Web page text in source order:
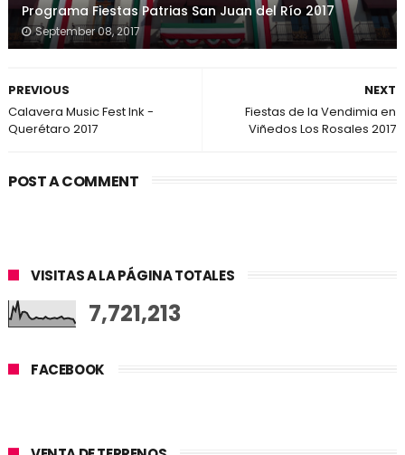
Programa Fiestas Patrias San Juan del Río 2017
September 08, 2017
NEXT
Fiestas de la Vendimia en
Viñedos Los Rosales 2017
PREVIOUS
Calavera Music Fest Ink -
Querétaro 2017
POST A COMMENT
VISITAS A LA PÁGINA TOTALES
7,721,213
FACEBOOK